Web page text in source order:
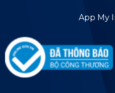
App My